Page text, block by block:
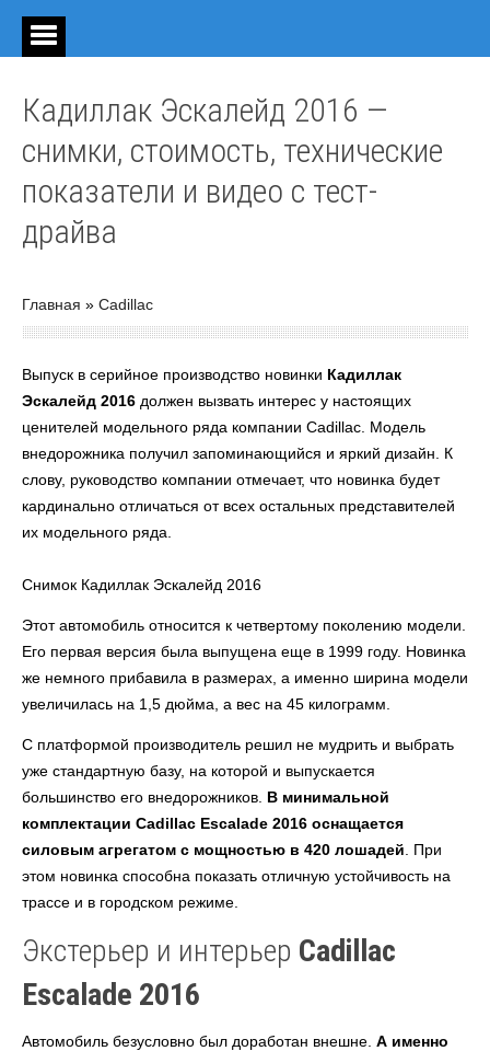
Кадиллак Эскалейд 2016 —
снимки, стоимость, технические
показатели и видео с тест-
драйва
Главная » Cadillac
Выпуск в серийное производство новинки Кадиллак
Эскалейд 2016 должен вызвать интерес у настоящих
ценителей модельного ряда компании Cadillac. Модель
внедорожника получил запоминающийся и яркий дизайн. К
слову, руководство компании отмечает, что новинка будет
кардинально отличаться от всех остальных представителей
их модельного ряда.
Снимок Кадиллак Эскалейд 2016
Этот автомобиль относится к четвертому поколению модели.
Его первая версия была выпущена еще в 1999 году. Новинка
же немного прибавила в размерах, а именно ширина модели
увеличилась на 1,5 дюйма, а вес на 45 килограмм.
С платформой производитель решил не мудрить и выбрать
уже стандартную базу, на которой и выпускается
большинство его внедорожников. В минимальной
комплектации Cadillac Escalade 2016 оснащается
силовым агрегатом с мощностью в 420 лошадей . При
этом новинка способна показать отличную устойчивость на
трассе и в городском режиме.
Экстерьер и интерьер Cadillac
Escalade 2016
Автомобиль безусловно был доработан внешне. А именно